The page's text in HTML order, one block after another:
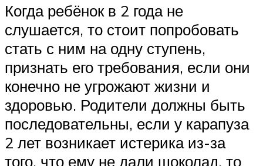
Когда ребёнок в 2 года не
слушается, то стоит попробовать
стать с ним на одну ступень,
признать его требования, если они
конечно не угрожают жизни и
здоровью. Родители должны быть
последовательны, если у карапуза
2 лет возникает истерика из-за
того, что ему не дали шоколад, то